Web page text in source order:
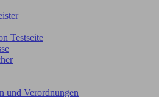
Testseite
und Verordnungen